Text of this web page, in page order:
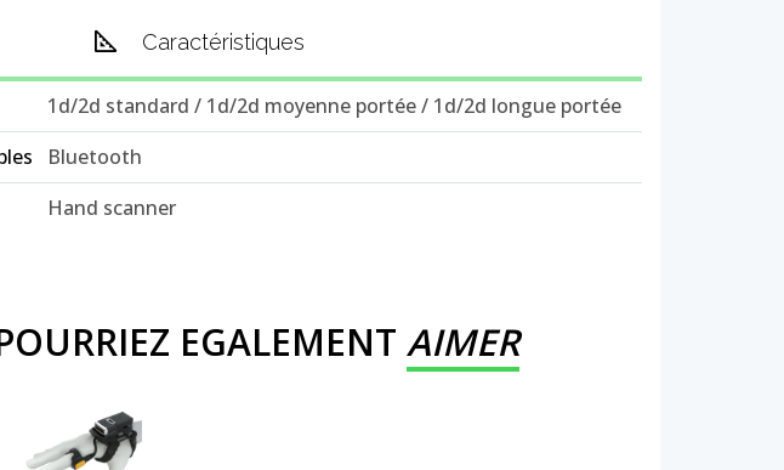
Caractéristiques
1d/2d standard / 1d/2d moyenne portée / 1d/2d longue portée
Bluetooth
Hand scanner
EGALEMENT AIMER